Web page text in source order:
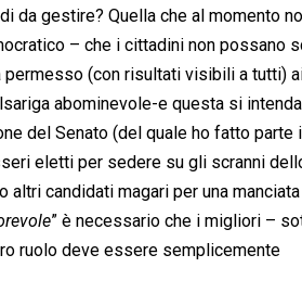
da gestire? Quella che al momento
– che i cittadini non possano
permesso (con risultati visibili a tutti)
abominevole-e questa si
del Senato (del quale ho fatto parte
eletti per sedere su gli scranni
altri candidati magari per una
” è necessario che i migliori –
ruolo deve essere semplicemente